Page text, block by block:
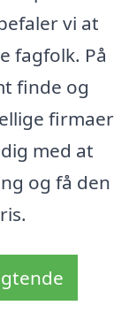
vi at
fagfolk. På
finde og
firmaer
med at
og få den